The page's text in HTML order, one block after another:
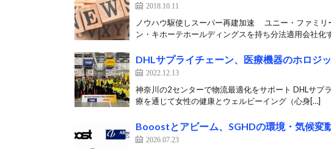
2018.10.11
ノウハウ駆使しスーパー再建加速 ユニー・ファミ
ン・キホーテホールディングスを持ち分法適用会社化
DHLサプライチェーン、医療機器のホロジ
2022.12.13
神奈川の2センターで物流最適化をサポート DHLサプ
療を通じて女性の健康とウェルビーイング（心身[…]
Booostとアビーム、SGHDの環境・気候変
2026.07.23